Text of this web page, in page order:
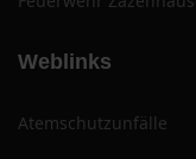
Weblinks
Atemschutzunfälle